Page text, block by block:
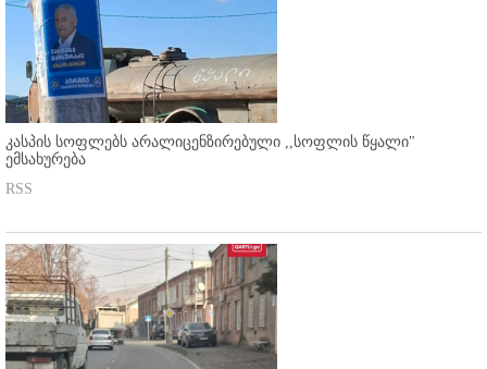
კასპის სოფლებს არალიცენზირებული ,,სოფლის წყალი"
ემსახურება
RSS